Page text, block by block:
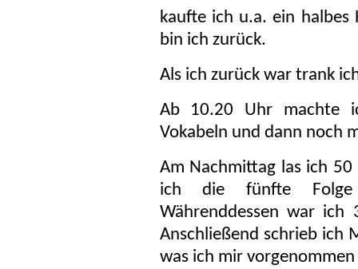
kaufte ich u.a. ein halbes
bin ich zurück.
Als ich zurück war trank
Ab 10.20 Uhr machte
Vokabeln und dann noch
Am Nachmittag las ich
ich die fünfte Folge
Währenddessen war
Anschließend schrieb ich
was ich mir vorgenommen